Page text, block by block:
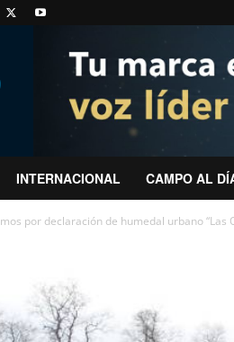
INTERNACIONAL CAMPO AL
por declaración de humedal urbano “Las